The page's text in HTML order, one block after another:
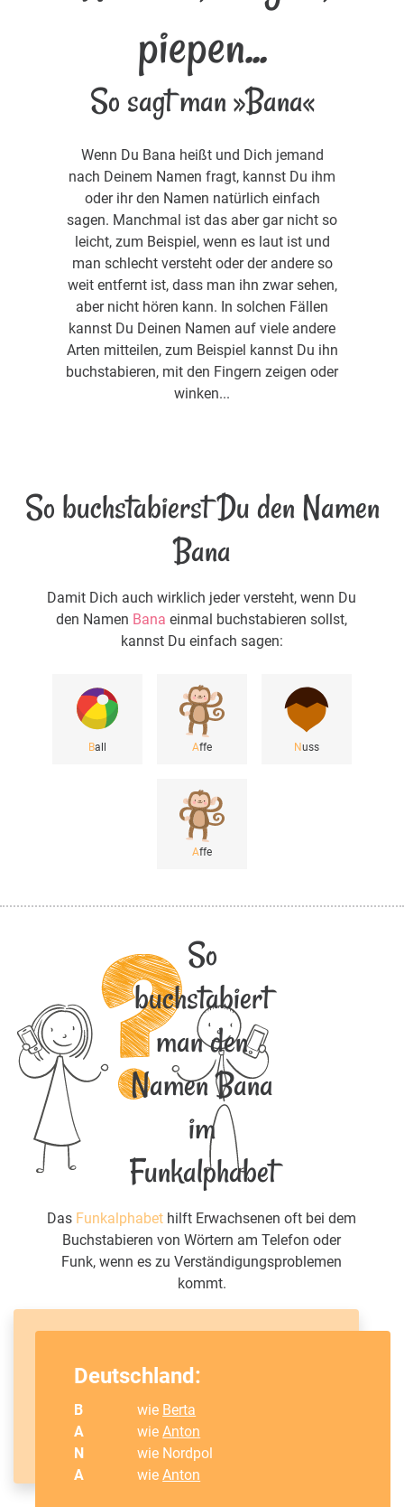
piepen...
So sagt man »Bana«
Wenn Du Bana heißt und Dich jemand
nach Deinem Namen fragt, kannst Du ihm
oder ihr den Namen natürlich einfach
sagen. Manchmal ist das aber gar nicht so
leicht, zum Beispiel, wenn es laut ist und
man schlecht versteht oder der andere so
weit entfernt ist, dass man ihn zwar sehen,
aber nicht hören kann. In solchen Fällen
kannst Du Deinen Namen auf viele andere
Arten mitteilen, zum Beispiel kannst Du ihn
buchstabieren, mit den Fingern zeigen oder
winken...
So buchstabierst Du den Namen
Bana
Damit Dich auch wirklich jeder versteht, wenn Du
den Namen Bana einmal buchstabieren sollst,
kannst Du einfach sagen:
Ball Affe Nuss
Affe
So
buchstabiert
man den
Namen Bana
im
Funkalphabet
Das Funkalphabet hilft Erwachsenen oft bei dem
Buchstabieren von Wörtern am Telefon oder
Funk, wenn es zu Verständigungsproblemen
kommt.
Deutschland:
B wie Berta
A
wieAnton
N
wie Nordpol
A
wieAnton